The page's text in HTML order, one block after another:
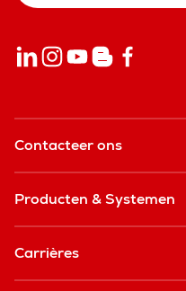
Contacteer ons
Producten & Systemen
Carrières